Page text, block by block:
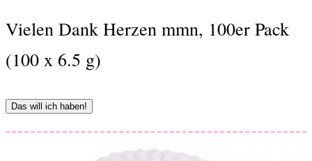
Vielen Dank Herzen mmn, 100er Pack
(100 x 6.5 g)
Das will ich haben!